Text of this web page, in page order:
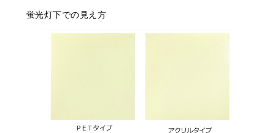
蛍光灯下での見え方